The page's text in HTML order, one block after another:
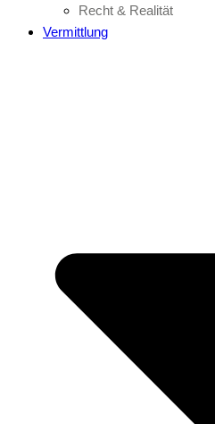
Recht & Realität
Vermittlung